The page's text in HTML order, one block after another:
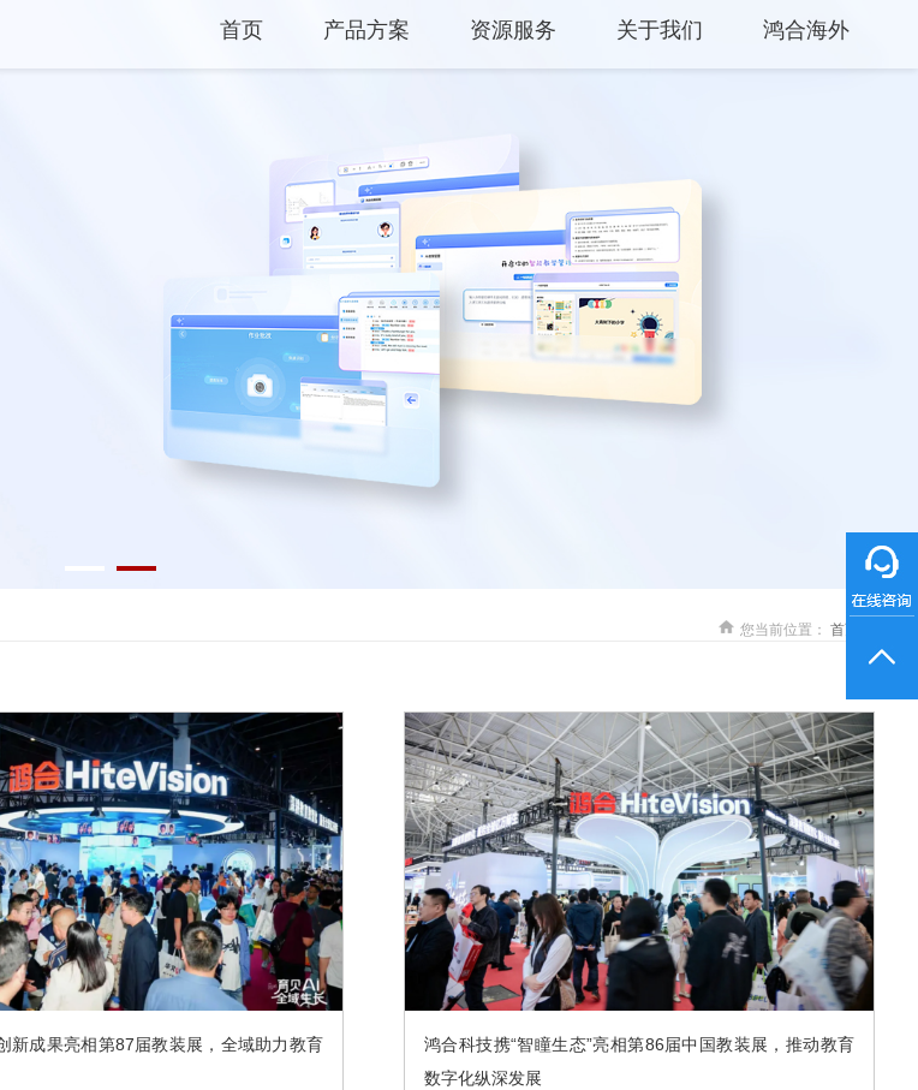
首页 产品方案
服务平台
资源服务
云开放平台
常见问题
服务网点
联系客服
关于我们
联系我们
监督举报
鸿合海外
您当前位置： 首页
新成果亮相第87届教装展，全域助力教育
鸿合科技携“智瞳生态”亮相第86届中国教装展，推动教育
数字化纵深发展